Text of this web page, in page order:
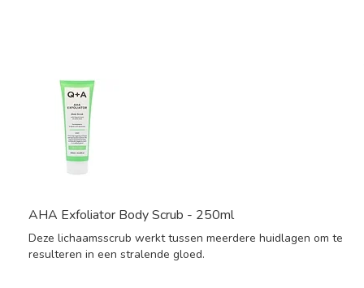
AHA Exfoliator Body Scrub - 250ml
Deze lichaamsscrub werkt tussen meerdere huidlagen om te
resulteren in een stralende gloed.